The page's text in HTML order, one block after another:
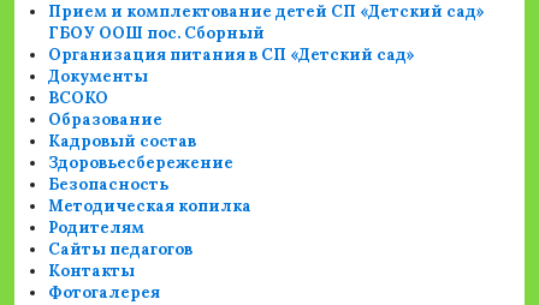
Прием и комплектование детей СП «Детский сад»
ГБОУ ООШ пос. Сборный
Организация питания в СП «Детский сад»
Документы
ВСОКО
Образование
Кадровый состав
Здоровьесбережение
Безопасность
Методическая копилка
Родителям
Сайты педагогов
Контакты
Фотогалерея